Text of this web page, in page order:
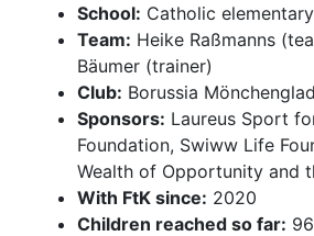
School: Catholic
Team: Heike Raßmanns
Bäumer (trainer)
Club: Borussia
Sponsors: Laureus Sport
Foundation, Swiww Life
Wealth of Opportunity and
With FtK since: 2020
Children reached so far: 96